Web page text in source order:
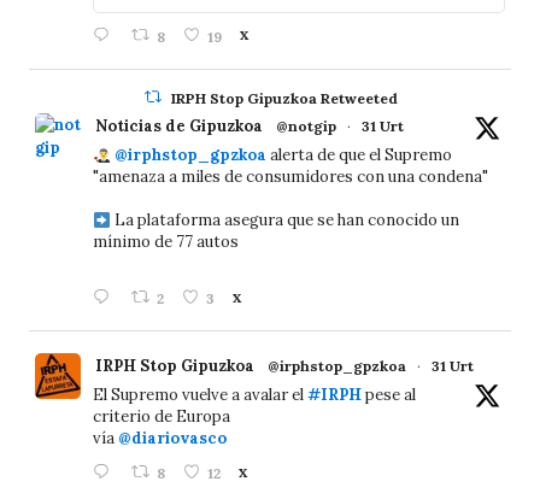
8 19 X
IRPH Stop Gipuzkoa Retweeted
Noticias de Gipuzkoa @notgip · 31 Urt
@irphstop_gpzkoa alerta de que el Supremo
"amenaza a miles de consumidores con una condena"
La plataforma asegura que se han conocido un
mínimo de 77 autos
2 3 X
IRPH Stop Gipuzkoa @irphstop_gpzkoa · 31 Urt
El Supremo vuelve a avalar el#IRPHpese al
criterio de Europa
vía @diariovasco
8 12 X